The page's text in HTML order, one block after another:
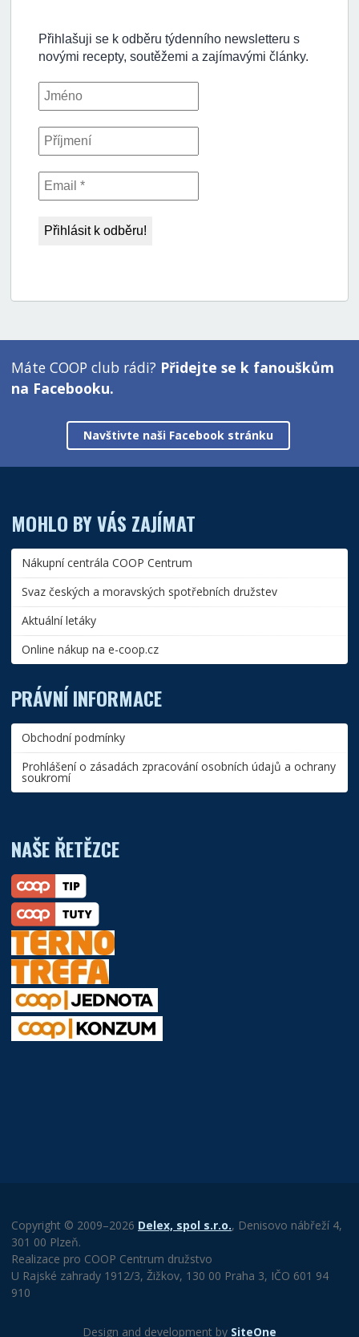
Máte COOP club rádi? Přidejte se k fanouškům
na Facebooku.
Navštivte naši Facebook stránku
MOHLO BY VÁS ZAJÍMAT
Nákupní centrála COOP Centrum
Svaz českých a moravských spotřebních družstev
Aktuální letáky
Online nákup na e-coop.cz
PRÁVNÍ INFORMACE
Obchodní podmínky
Prohlášení o zásadách zpracování osobních údajů a ochrany
soukromí
NAŠE ŘETĚZCE
Copyright © 2009–2026 Delex, spol s.r.o., Denisovo nábřeží 4,
301 00 Plzeň.
Realizace pro COOP Centrum družstvo
U Rajské zahrady 1912/3, Žižkov, 130 00 Praha 3, IČO 601 94
910
Design and development by SiteOne